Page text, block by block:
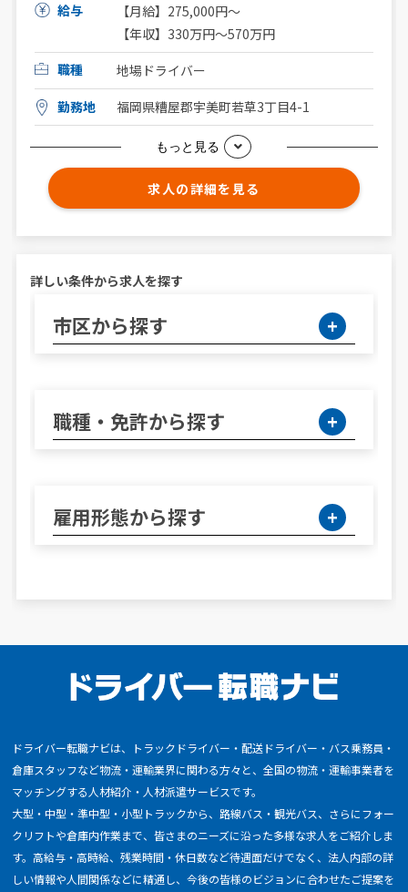
給与
【月給】275,000円〜
【年収】330万円〜570万円
職種
地場ドライバー
勤務地
福岡県糟屋郡宇美町若草3丁目4-1
もっと見る
求人の詳細を見る
詳しい条件から求人を探す
市区から探す
職種・免許から探す
雇用形態から探す
ドライバー転職ナビは、トラックドライバー・配送ドライバー・バス乗務員・
倉庫スタッフなど物流・運輸業界に関わる方々と、全国の物流・運輸事業者を
マッチングする人材紹介・人材派遣サービスです。
大型・中型・準中型・小型トラックから、路線バス・観光バス、さらにフォー
クリフトや倉庫内作業まで、皆さまのニーズに沿った多様な求人をご紹介しま
す。高給与・高時給、残業時間・休日数など待遇面だけでなく、法人内部の詳
しい情報や人間関係などに精通し、今後の皆様のビジョンに合わせたご提案を